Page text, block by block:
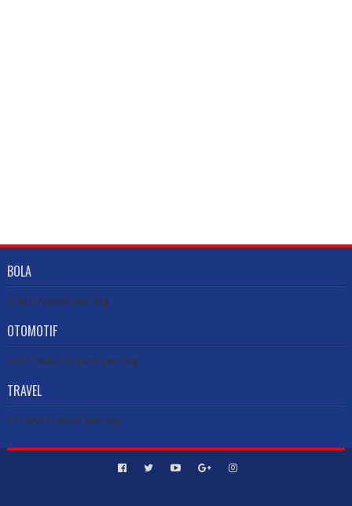
BOLA
3/BOLA/post-per-tag
OTOMOTIF
3/OTOMOTIF/post-per-tag
TRAVEL
3/TRAVEL/post-per-tag